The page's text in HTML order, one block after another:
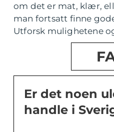
om det er mat, klær,
man fortsatt finne
Utforsk mulighetene
Er det noen
handle i